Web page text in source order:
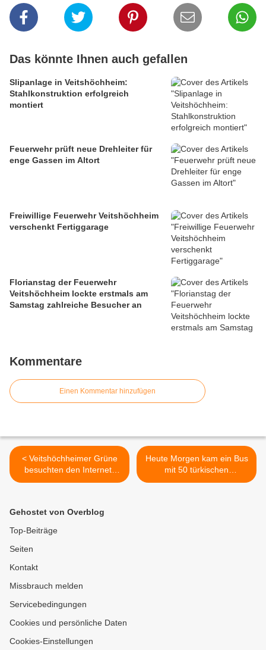
Das könnte Ihnen auch gefallen
Slipanlage in Veitshöchheim:
Stahlkonstruktion erfolgreich
montiert
Feuerwehr prüft neue Drehleiter für
enge Gassen im Altort
Freiwillige Feuerwehr Veitshöchheim
verschenkt Fertiggarage
Florianstag der Feuerwehr
Veitshöchheim lockte erstmals am
Samstag zahlreiche Besucher an
Kommentare
Einen Kommentar hinzufügen
< Veitshöchheimer Grüne
besuchten den Internet-
Provider Rockenstein AG im
Heute Morgen kam ein Bus
mit 50 türkischen
Flüchtlingen in der
Gehostet von Overblog
Top-Beiträge
Seiten
Kontakt
Missbrauch melden
Servicebedingungen
Cookies und persönliche Daten
Cookies-Einstellungen